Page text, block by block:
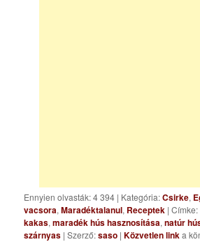
Ennyien olvasták: 4 394 | Kategória:Csirke,
vacsora,Maradéktalanul, Receptek | Címke:
kakas,maradék hús hasznosítása,natúr
szárnyas | Szerző:saso |Közvetlen linka